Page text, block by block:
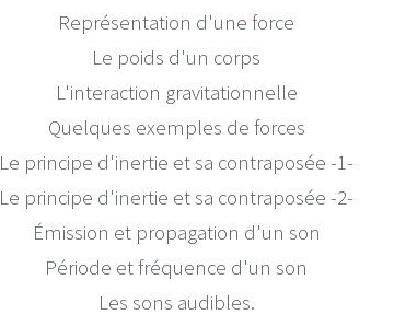
Représentation d'une force
Le poids d'un corps
L'interaction gravitationnelle
Quelques exemples de forces
Le principe d'inertie et sa contraposée -1-
Le principe d'inertie et sa contraposée -2-
Émission et propagation d'un son
Période et fréquence d'un son
Les sons audibles.